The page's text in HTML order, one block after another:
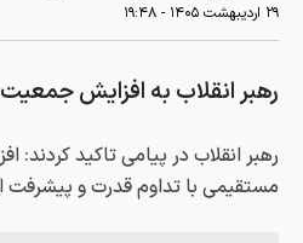
۲۹ ارديبهشت ۱۴۰۵ - ۱۹:۴۸
رهبر انقلاب به افزایش
رهبر انقلاب در پیامی تاکید
مستقیمی با تداوم قدرت و پیشرفت